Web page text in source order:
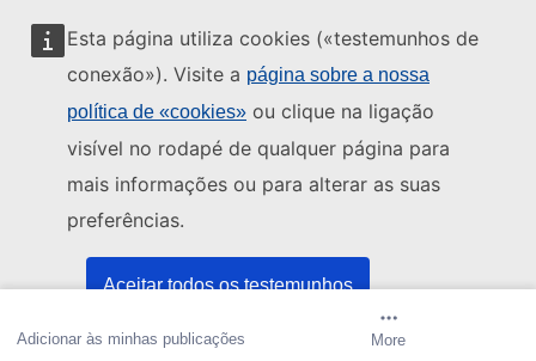
Esta página utiliza cookies («testemunhos de
conexão»). Visite a página sobre a nossa
política de «cookies» ou clique na ligação
visível no rodapé de qualquer página para
mais informações ou para alterar as suas
preferências.
Aceitar todos os testemunhos
Aceitar apenas os testemunhos essenciais
Adicionar às minhas publicações Criar alerta
More
Veja outros contactos telefónicos
Chegue a nós pelo nosso formulário
Venha ter connosco a um centro da UE
Encontre os canais da UE nas redes sociais
Instituições e organismos da UE
Pesquisar todas as instituições e órgãos da UE